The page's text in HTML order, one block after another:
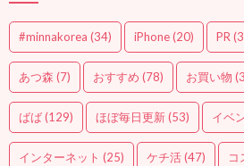
#minnakorea (34) iPhone(20) PR
あつ森 (7) おすすめ (78) お買い物
ばば(129) ほぼ毎日更新(53) イベ
インターネット (25) ケチ活(47) コ